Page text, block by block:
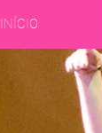
INÍCIO